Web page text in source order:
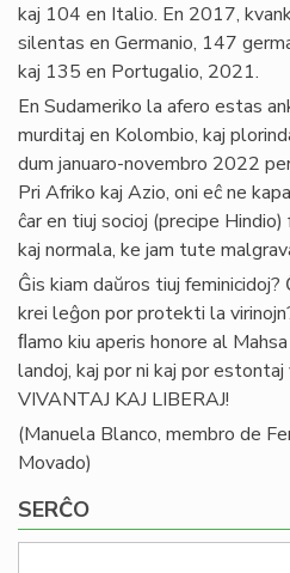
kaj 104 en Italio. En 2017,
silentas en Germanio, 147
kaj 135 en Portugalio, 2021.
En Sudameriko la afero estas
murditaj en Kolombio, kaj
dum januaro-novembro 2022
Pri Afriko kaj Azio, oni eĉ ne
ĉar en tiuj socioj (precipe
kaj normala, ke jam tute
Ĝis kiam daŭros tiuj
krei leĝon por protekti la
ﬂamo kiu aperis honore al
landoj, kaj por ni kaj por
VIVANTAJ KAJ LIBERAJ!
(Manuela Blanco, membro de
Movado)
SERĈO